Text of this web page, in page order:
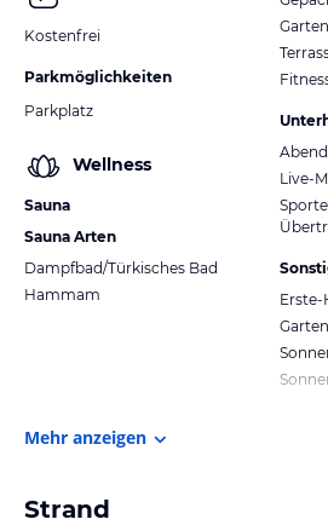
Kostenfrei
Parkmöglichkeiten
Parkplatz
Wellness
Sauna
Sauna Arten
Dampfbad/Türkisches Bad
Hammam
Garten
Live-
Erste-
Mehr anzeigen
Strand